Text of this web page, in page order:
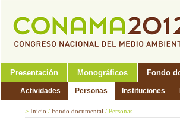
Presentación Monográficos Fondo
Actividades Personas Instituciones
> Inicio / Fondo documental / Personas